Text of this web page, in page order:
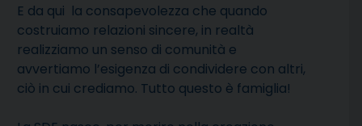
E da qui la consapevolezza che quando
costruiamo relazioni sincere, in realtà
realizziamo un senso di comunità e
avvertiamo l’esigenza di condividere con altri,
ciò in cui crediamo. Tutto questo è famiglia!